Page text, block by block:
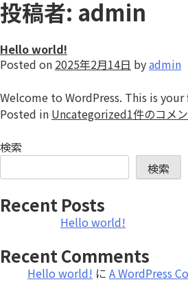
Skip
to
content
投稿者: admin
Hello world!
Posted on 2025年2月14日 byadmin
Welcome to WordPress. This is
Posted in UncategorizedHello
1件のコメ
検索
検索
Recent Posts
Hello world!
Recent Comments
Hello world! に A WordPress